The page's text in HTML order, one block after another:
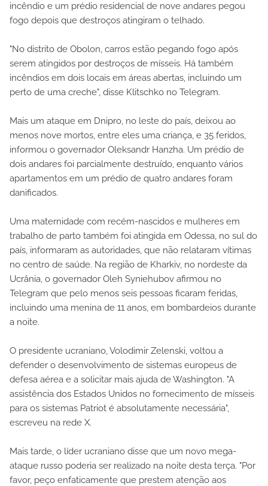
incêndio e um prédio residencial de nove andares pegou
fogo depois que destroços atingiram o telhado.
"No distrito de Obolon, carros estão pegando fogo após
serem atingidos por destroços de mísseis. Há também
incêndios em dois locais em áreas abertas, incluindo um
perto de uma creche", disse Klitschko no Telegram.
Mais um ataque em Dnipro, no leste do país, deixou ao
menos nove mortos, entre eles uma criança, e 35 feridos,
informou o governador Oleksandr Hanzha. Um prédio de
dois andares foi parcialmente destruído, enquanto vários
apartamentos em um prédio de quatro andares foram
danificados.
Uma maternidade com recém-nascidos e mulheres em
trabalho de parto também foi atingida em Odessa, no sul do
país, informaram as autoridades, que não relataram vítimas
no centro de saúde. Na região de Kharkiv, no nordeste da
Ucrânia, o governador Oleh Syniehubov afirmou no
Telegram que pelo menos seis pessoas ficaram feridas,
incluindo uma menina de 11 anos, em bombardeios durante
a noite.
O presidente ucraniano, Volodimir Zelenski, voltou a
defender o desenvolvimento de sistemas europeus de
defesa aérea e a solicitar mais ajuda de Washington. "A
assistência dos Estados Unidos no fornecimento de mísseis
para os sistemas Patriot é absolutamente necessária",
escreveu na rede X.
Mais tarde, o líder ucraniano disse que um novo mega-
ataque russo poderia ser realizado na noite desta terça. "Por
favor, peço enfaticamente que prestem atenção aos